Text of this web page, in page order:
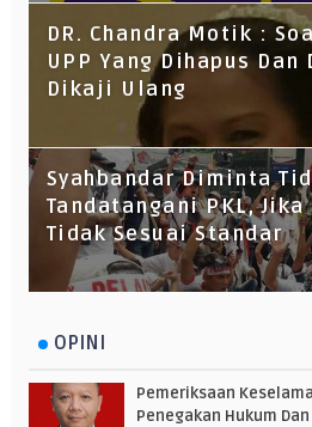
DR. Chandra Motik :
UPP Yang Dihapus
Dikaji Ulang
Syahbandar Diminta
Tandatangani PKL,
Tidak Sesuai Standar
OPINI
Pemeriksaan
Penegakan Hukum